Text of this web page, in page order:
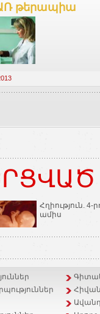
թերապիա
Հղիություն. 4-
ամիս